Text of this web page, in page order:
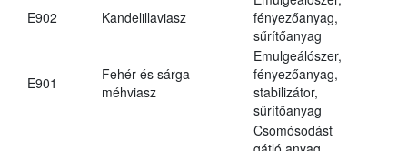
E902 Kandelillaviasz
fényezőanyag,
sűrítőanyag
E901
Fehér és sárga
méhviasz
Emulgeálószer,
fényezőanyag,
stabilizátor,
sűrítőanyag
Csomósodást